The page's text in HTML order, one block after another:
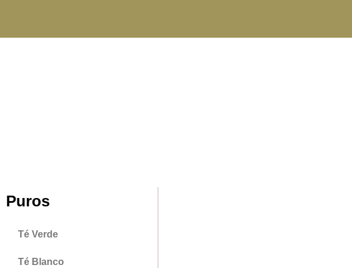
Puros
Té Verde
Té Blanco